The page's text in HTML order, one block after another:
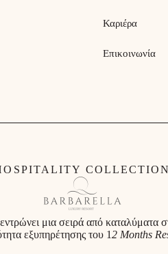
Καριέρα
Επικοινωνία
COLLECTION
μια σειρά από καταλύματα
εξυπηρέτησης του 12 Months